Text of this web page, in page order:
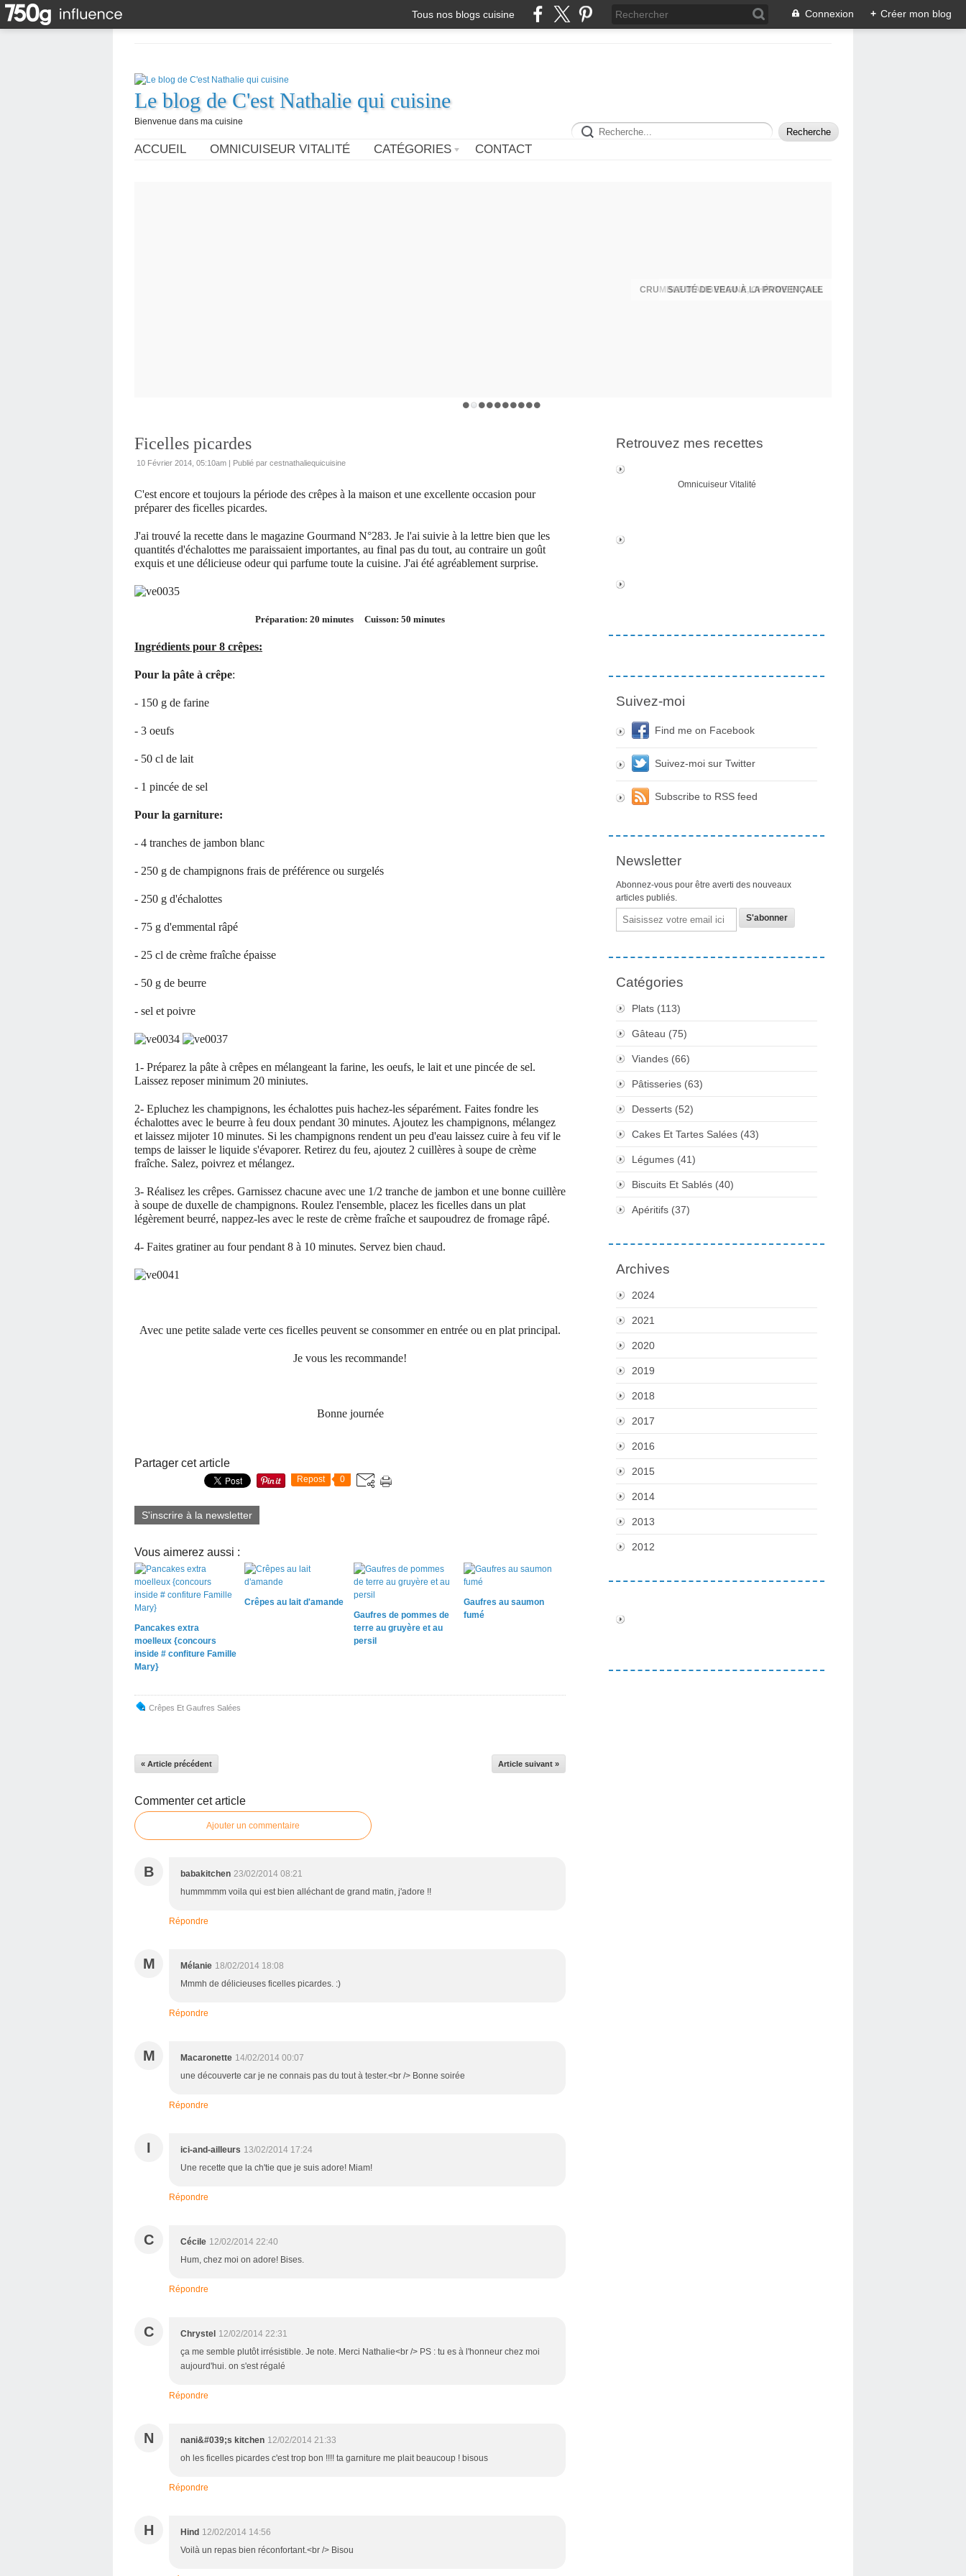
Tous nos blogs cuisine Connexion + Créer mon blog
Le blog de C'est Nathalie qui cuisine
Bienvenue dans ma cuisine
ACCUEIL OMNICUISEUR VITALITÉ CATÉGORIES CONTACT
SAUTÉ DE VEAU À LA PROVENÇALE
Ficelles picardes
10 Février 2014, 05:10am | Publié par cestnathaliequicuisine
C'est encore et toujours la période des crêpes à la maison et une excellente occasion pour
préparer des ficelles picardes.
J'ai trouvé la recette dans le magazine Gourmand N°283. Je l'ai suivie à la lettre bien que les
quantités d'échalottes me paraissaient importantes, au final pas du tout, au contraire un goût
exquis et une délicieuse odeur qui parfume toute la cuisine. J'ai été agréablement surprise.
Préparation: 20 minutes Cuisson: 50 minutes
Ingrédients pour 8 crêpes:
Pour la pâte à crêpe:
- 150 g de farine
- 3 oeufs
- 50 cl de lait
- 1 pincée de sel
Pour la garniture:
- 4 tranches de jambon blanc
- 250 g de champignons frais de préférence ou surgelés
- 250 g d'échalottes
- 75 g d'emmental râpé
- 25 cl de crème fraîche épaisse
- 50 g de beurre
- sel et poivre
1- Préparez la pâte à crêpes en mélangeant la farine, les oeufs, le lait et une pincée de sel.
Laissez reposer minimum 20 miniutes.
2- Epluchez les champignons, les échalottes puis hachez-les séparément. Faites fondre les
échalottes avec le beurre à feu doux pendant 30 minutes. Ajoutez les champignons, mélangez
et laissez mijoter 10 minutes. Si les champignons rendent un peu d'eau laissez cuire à feu vif le
temps de laisser le liquide s'évaporer. Retirez du feu, ajoutez 2 cuillères à soupe de crème
fraîche. Salez, poivrez et mélangez.
3- Réalisez les crêpes. Garnissez chacune avec une 1/2 tranche de jambon et une bonne cuillère
à soupe de duxelle de champignons. Roulez l'ensemble, placez les ficelles dans un plat
légèrement beurré, nappez-les avec le reste de crème fraîche et saupoudrez de fromage râpé.
4- Faites gratiner au four pendant 8 à 10 minutes. Servez bien chaud.
Avec une petite salade verte ces ficelles peuvent se consommer en entrée ou en plat principal.
Je vous les recommande!
Bonne journée
Partager cet article
Repost 0
S'inscrire à la newsletter
Vous aimerez aussi :
Pancakes extra
moelleux {concours
inside # confiture Famille
Mary}
Crêpes au lait d'amande
Gaufres de pommes de
terre au gruyère et au
persil
Gaufres au saumon
fumé
Crêpes Et Gaufres Salées
« Article précédent Article suivant »
Commenter cet article
Ajouter un commentaire
B babakitchen 23/02/2014 08:21
hummmmm voila qui est bien alléchant de grand matin, j'adore !!
Répondre
M Mélanie 18/02/2014 18:08
Mmmh de délicieuses ficelles picardes. :)
Répondre
M Macaronette 14/02/2014 00:07
une découverte car je ne connais pas du tout à tester.<br /> Bonne soirée
Répondre
I ici-and-ailleurs 13/02/2014 17:24
Une recette que la ch'tie que je suis adore! Miam!
Répondre
C Cécile 12/02/2014 22:40
Hum, chez moi on adore! Bises.
Répondre
C Chrystel 12/02/2014 22:31
ça me semble plutôt irrésistible. Je note. Merci Nathalie<br /> PS : tu es à l'honneur chez moi
aujourd'hui. on s'est régalé
Répondre
N nani&#039;s kitchen 12/02/2014 21:33
oh les ficelles picardes c'est trop bon !!!! ta garniture me plait beaucoup ! bisous
Répondre
H Hind 12/02/2014 14:56
Voilà un repas bien réconfortant.<br /> Bisou
Retrouvez mes recettes
Omnicuiseur Vitalité
Suivez-moi
Find me on Facebook
Suivez-moi sur Twitter
Subscribe to RSS feed
Newsletter
Abonnez-vous pour être averti des nouveaux
articles publiés.
Email
Catégories
Plats (113)
Gâteau (75)
Viandes (66)
Pâtisseries (63)
Desserts (52)
Cakes Et Tartes Salées (43)
Légumes (41)
Biscuits Et Sablés (40)
Apéritifs (37)
Archives
2024
2021
2020
2019
2018
2017
2016
2015
2014
2013
2012